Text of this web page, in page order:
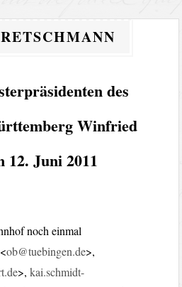
des
Winfried
12. Juni 2011
noch einmal
ob@tuebingen.de>,
>,kai.schmidt-